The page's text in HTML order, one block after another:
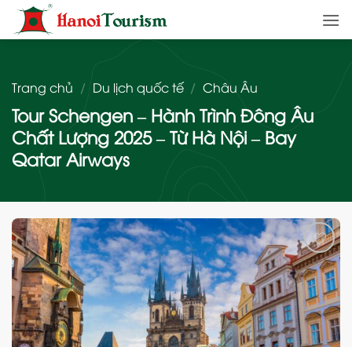
qua
nội
Trang chủ / Du lịch quốc tế / Châu Âu
Tour Schengen – Hành Trình Đông Âu
Chất Lượng 2025 – Từ Hà Nội – Bay
Qatar Airways
Add
to
wishlist